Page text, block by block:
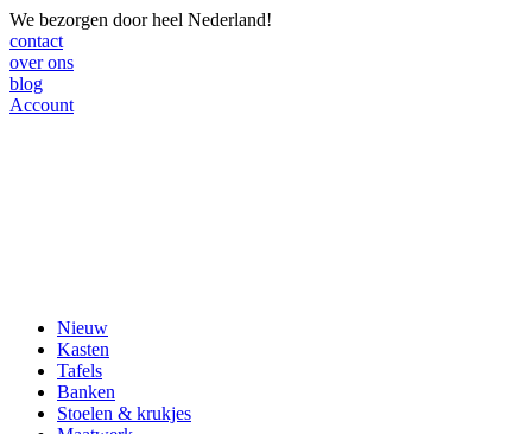
We bezorgen door heel Nederland!
contact
over ons
blog
Account
Nieuw
Kasten
Tafels
Banken
Stoelen & krukjes